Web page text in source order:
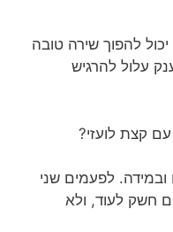
להפוך שירה טובה
עלול להרגיש
קצת לועזי?
לפעמים שני
חשק לעוד, ולא